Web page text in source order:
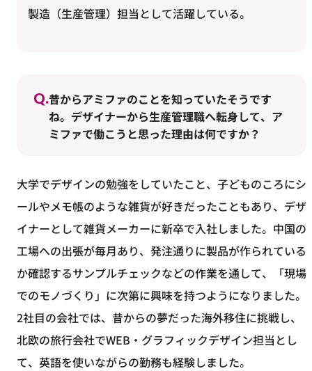
製造（生産管理）担当として活躍している。
Q.昔からアミファのことを知っていたそうです
ね。デザイナーから生産管理職へ転身して、ア
ミファで働こうと思った理由は何ですか？
大学でデザインの勉強をしていたこと、子どものころにシ
ールやメモ帳のような雑貨が好きだったこともあり、デザ
イナーとして雑貨メーカーに新卒で入社しました。中国の
工場への出張が毎月あり、発注通りに製品が作られている
か確認するサンプルチェックなどの作業を通して、「現場
でのモノづくり」に次第に興味を持つようになりました。
2社目の会社では、昔からの夢だった海外移住に挑戦し、
北欧の旅行会社でWEB・グラフィックデザイン担当とし
て、英語を使いながらの勤務も経験しました。